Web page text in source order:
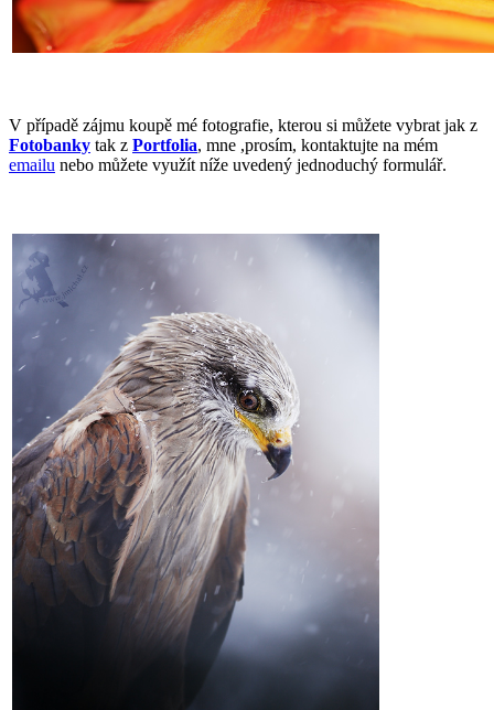
V případě zájmu koupě mé fotografie, kterou si můžete vybrat jak z
Fotobanky tak z Portfolia, mne ,prosím, kontaktujte na mém
emailu nebo můžete využít níže uvedený jednoduchý formulář.